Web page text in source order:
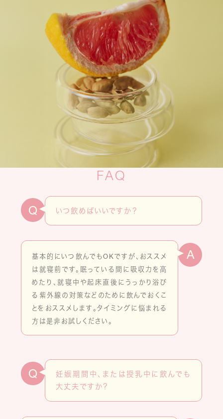
FAQ
Q いつ飲めばいいですか？
A
基本的にいつ飲んでもOKですが、おススメ
は就寝前です。眠っている間に吸収力を高
めたり、就寝中や起床直後にうっかり浴び
る紫外線の対策などのために飲んでおくこ
とをおススメします。タイミングに悩まれる
方は是非お試しください。
Q
妊娠期間中、または授乳中に飲んでも
大丈夫ですか？